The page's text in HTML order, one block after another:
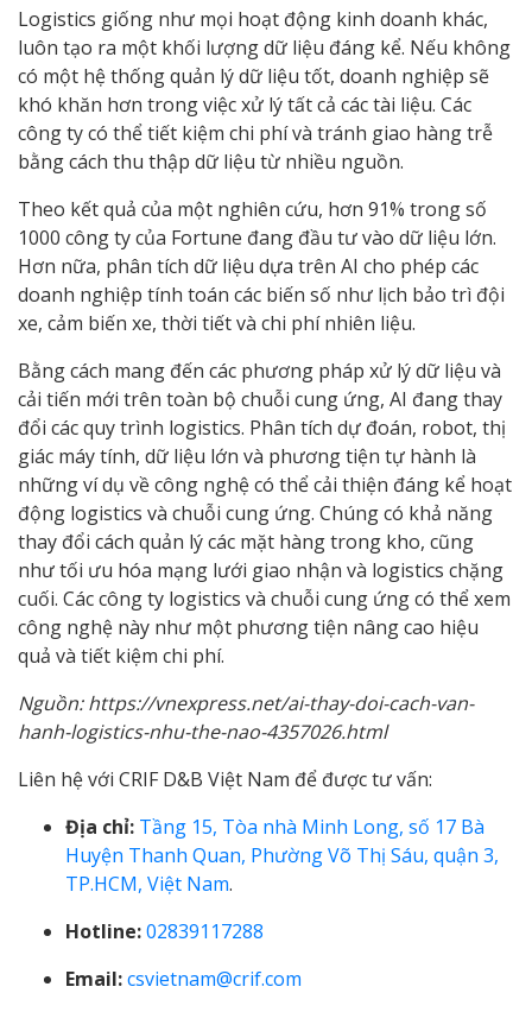
Logistics giống như mọi hoạt động kinh doanh khác,
luôn tạo ra một khối lượng dữ liệu đáng kể. Nếu không
có một hệ thống quản lý dữ liệu tốt, doanh nghiệp sẽ
khó khăn hơn trong việc xử lý tất cả các tài liệu. Các
công ty có thể tiết kiệm chi phí và tránh giao hàng trễ
bằng cách thu thập dữ liệu từ nhiều nguồn.
Theo kết quả của một nghiên cứu, hơn 91% trong số
1000 công ty của Fortune đang đầu tư vào dữ liệu lớn.
Hơn nữa, phân tích dữ liệu dựa trên AI cho phép các
doanh nghiệp tính toán các biến số như lịch bảo trì đội
xe, cảm biến xe, thời tiết và chi phí nhiên liệu.
Bằng cách mang đến các phương pháp xử lý dữ liệu và
cải tiến mới trên toàn bộ chuỗi cung ứng, AI đang thay
đổi các quy trình logistics. Phân tích dự đoán, robot, thị
giác máy tính, dữ liệu lớn và phương tiện tự hành là
những ví dụ về công nghệ có thể cải thiện đáng kể hoạt
động logistics và chuỗi cung ứng. Chúng có khả năng
thay đổi cách quản lý các mặt hàng trong kho, cũng
như tối ưu hóa mạng lưới giao nhận và logistics chặng
cuối. Các công ty logistics và chuỗi cung ứng có thể xem
công nghệ này như một phương tiện nâng cao hiệu
quả và tiết kiệm chi phí.
Nguồn: https://vnexpress.net/ai-thay-doi-cach-van-
hanh-logistics-nhu-the-nao-4357026.html
Liên hệ với CRIF D&B Việt Nam để được tư vấn:
Địa chỉ: Tầng 15, Tòa nhà Minh Long, số 17 Bà
Huyện Thanh Quan, Phường Võ Thị Sáu, quận 3,
TP.HCM, Việt Nam.
Hotline:02839117288
Email:csvietnam@crif.com